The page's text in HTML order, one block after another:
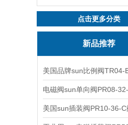
点击更多分类
新品推荐